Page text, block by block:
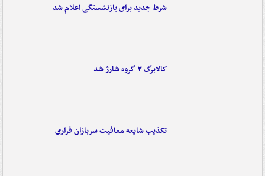
شرط جدید برای بازنشستگی اعلام شد
کالابرگ ۳ گروه شارژ شد
تکذیب شایعه معافیت سربازان فراری